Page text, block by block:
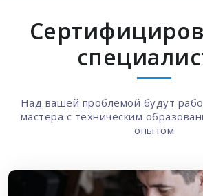
Над вашей проблемой будут
мастера с техническим
опытом